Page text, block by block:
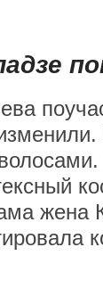
жена